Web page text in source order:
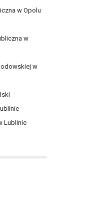
w Opolu
w
w
Lublinie